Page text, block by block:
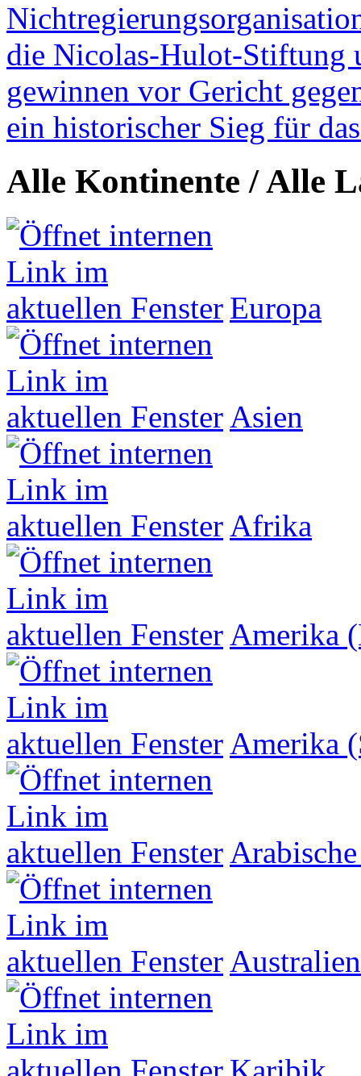
die Nicolas-Hulot-Stiftung
gewinnen vor Gericht
ein historischer Sieg für
Alle Kontinente / Alle
Europa
Asien
Afrika
Amerika
Amerika
Australien